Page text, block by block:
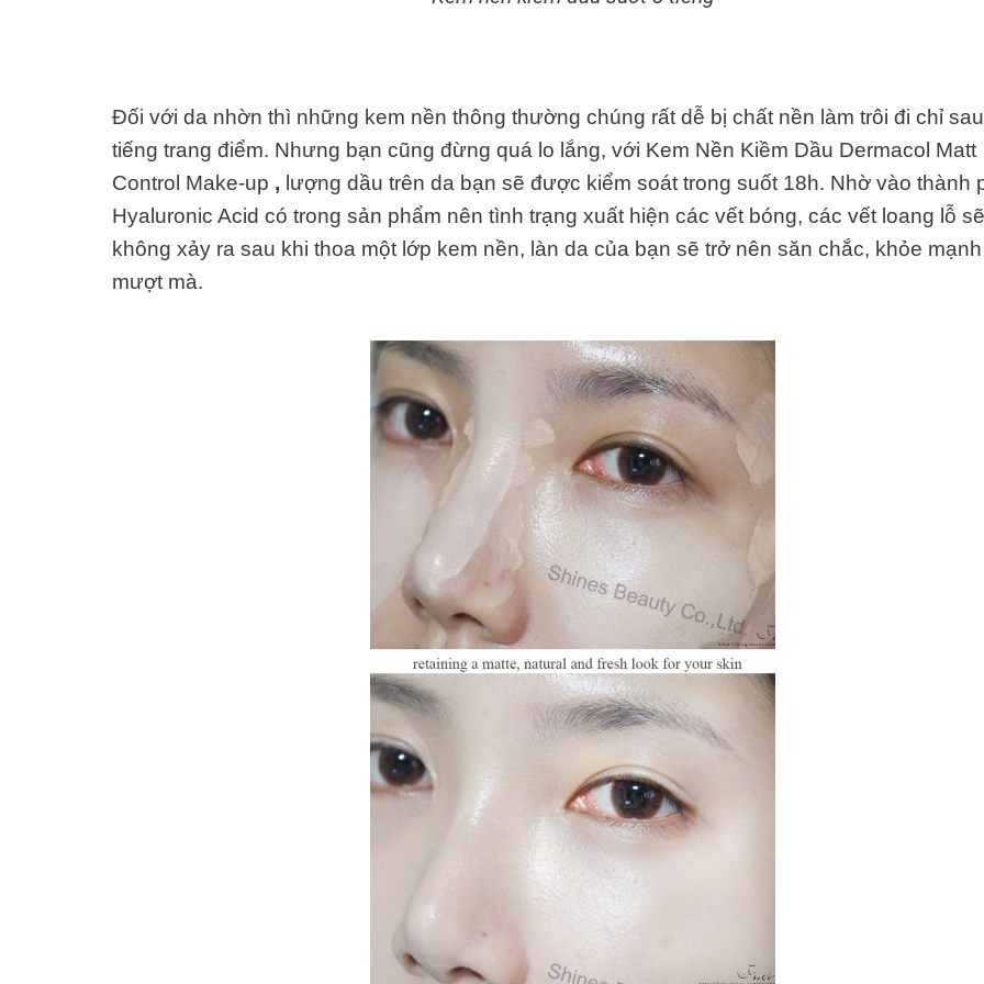
Đối với da nhờn thì những kem nền thông thường chúng rất dễ bị chất nền làm trôi đi chỉ
tiếng trang điểm. Nhưng bạn cũng đừng quá lo lắng, với Kem Nền Kiềm Dầu Dermacol Matt
Control Make-up , lượng dầu trên da bạn sẽ được kiểm soát trong suốt 18h. Nhờ vào thành
Hyaluronic Acid có trong sản phẩm nên tình trạng xuất hiện các vết bóng, các vết loang lỗ sẽ
không xảy ra sau khi thoa một lớp kem nền, làn da của bạn sẽ trở nên săn chắc, khỏe
mượt mà.